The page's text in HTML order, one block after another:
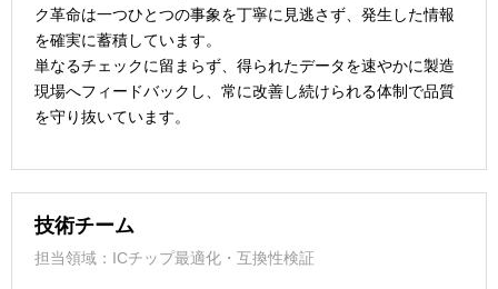
ク革命は一つひとつの事象を丁寧に見逃さず、発生した情報
を確実に蓄積しています。
単なるチェックに留まらず、得られたデータを速やかに製造
現場へフィードバックし、常に改善し続けられる体制で品質
を守り抜いています。
技術チーム
担当領域：ICチップ最適化・互換性検証